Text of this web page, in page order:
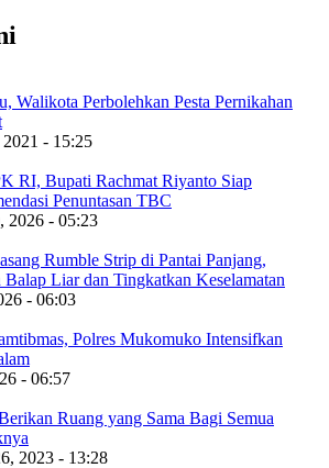
Walikota Perbolehkan Pesta Pernikahan
2021 - 15:25
RI, Bupati Rachmat Riyanto Siap
Penuntasan TBC
2026 - 05:23
Rumble Strip di Pantai Panjang,
Liar dan Tingkatkan Keselamatan
- 06:03
Polres Mukomuko Intensifkan
- 06:57
Ruang yang Sama Bagi Semua
2023 - 13:28